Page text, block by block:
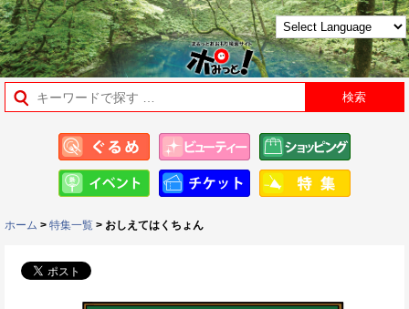
ホーム > 特集一覧 > おしえてはくちょん